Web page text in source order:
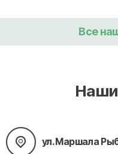
Все
Наши
ул. Маршала